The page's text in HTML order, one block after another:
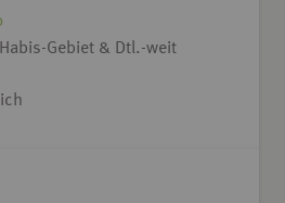
Gebiet & Dtl.-weit